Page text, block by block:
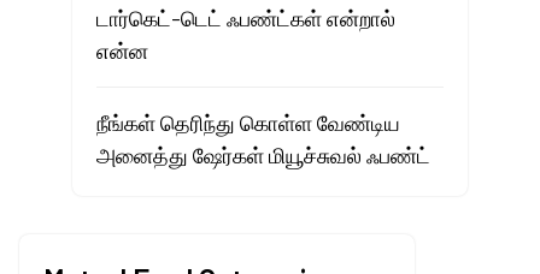
டார்கெட்-டெட் ஃபண்ட்கள் என்றால்
என்ன
நீங்கள் தெரிந்து கொள்ள வேண்டிய
அனைத்து ஷேர்கள் மியூச்சுவல் ஃபண்ட்